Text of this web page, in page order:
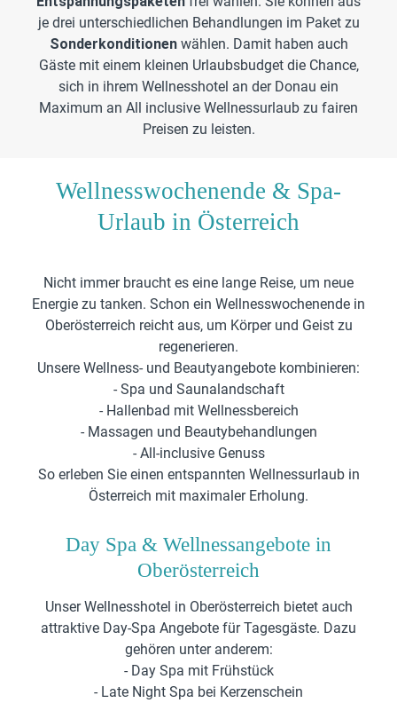
je drei unterschiedlichen Behandlungen im Paket zu
Sonderkonditionen wählen. Damit haben auch
Gäste mit einem kleinen Urlaubsbudget die Chance,
sich in ihrem Wellnesshotel an der Donau ein
Maximum an All inclusive Wellnessurlaub zu fairen
Preisen zu leisten.
Wellnesswochenende & Spa-
Urlaub in Österreich
Nicht immer braucht es eine lange Reise, um neue
Energie zu tanken. Schon ein Wellnesswochenende in
Oberösterreich reicht aus, um Körper und Geist zu
regenerieren.
Unsere Wellness- und Beautyangebote kombinieren:
- Spa und Saunalandschaft
- Hallenbad mit Wellnessbereich
- Massagen und Beautybehandlungen
- All-inclusive Genuss
So erleben Sie einen entspannten Wellnessurlaub in
Österreich mit maximaler Erholung.
Day Spa & Wellnessangebote in
Oberösterreich
Unser Wellnesshotel in Oberösterreich bietet auch
attraktive Day-Spa Angebote für Tagesgäste. Dazu
gehören unter anderem:
- Day Spa mit Frühstück
- Late Night Spa bei Kerzenschein